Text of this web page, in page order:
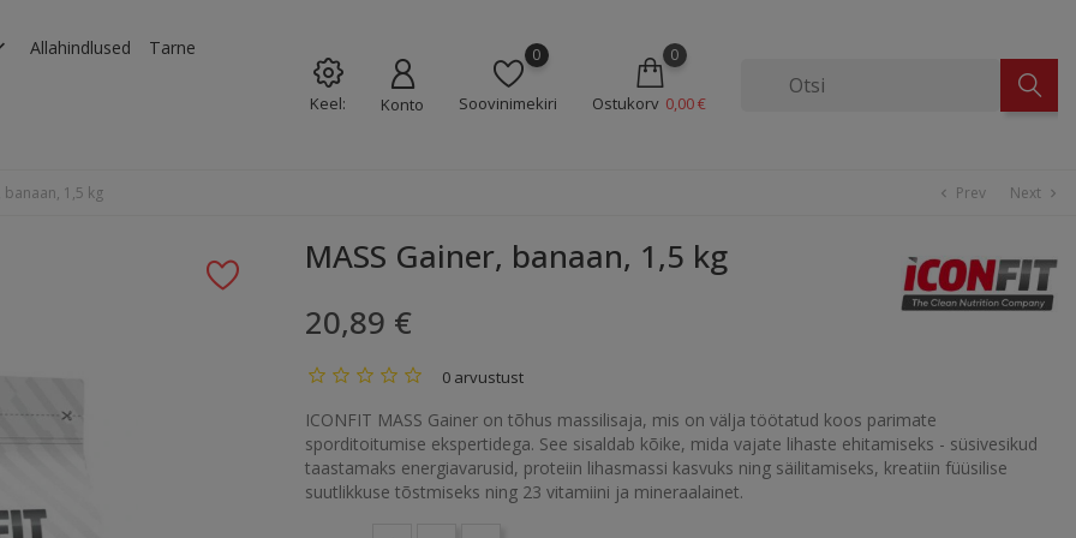
Allahindlused Tarne
Keel: Konto
0
Soovinimekiri
0
Ostukorv 0,00 €
banaan, 1,5 kg chevron_left Prev Next chevron_right
MASS Gainer, banaan, 1,5 kg
20,89 €
0 arvustust
ICONFIT MASS Gainer on tõhus massilisaja, mis on välja töötatud koos parimate
sporditoitumise ekspertidega. See sisaldab kõike, mida vajate lihaste ehitamiseks - süsivesikud
taastamaks energiavarusid, proteiin lihasmassi kasvuks ning säilitamiseks, kreatiin füüsilise
suutlikkuse tõstmiseks ning 23 vitamiini ja mineraalainet.